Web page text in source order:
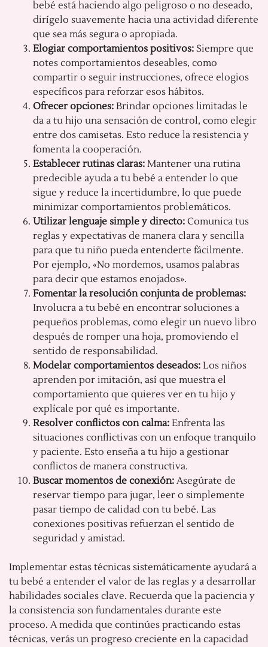
bebé está haciendo algo peligroso o no deseado,
dirígelo suavemente hacia una actividad diferente
que sea más segura o apropiada.
Elogiar comportamientos positivos: Siempre que
notes comportamientos deseables, como
compartir o seguir instrucciones, ofrece elogios
específicos para reforzar esos hábitos.
Ofrecer opciones: Brindar opciones limitadas le
da a tu hijo una sensación de control, como elegir
entre dos camisetas. Esto reduce la resistencia y
fomenta la cooperación.
Establecer rutinas claras: Mantener una rutina
predecible ayuda a tu bebé a entender lo que
sigue y reduce la incertidumbre, lo que puede
minimizar comportamientos problemáticos.
Utilizar lenguaje simple y directo: Comunica tus
reglas y expectativas de manera clara y sencilla
para que tu niño pueda entenderte fácilmente.
Por ejemplo, «No mordemos, usamos palabras
para decir que estamos enojados».
Fomentar la resolución conjunta de problemas:
Involucra a tu bebé en encontrar soluciones a
pequeños problemas, como elegir un nuevo libro
después de romper una hoja, promoviendo el
sentido de responsabilidad.
Modelar comportamientos deseados: Los niños
aprenden por imitación, así que muestra el
comportamiento que quieres ver en tu hijo y
explícale por qué es importante.
Resolver conflictos con calma: Enfrenta las
situaciones conflictivas con un enfoque tranquilo
y paciente. Esto enseña a tu hijo a gestionar
conflictos de manera constructiva.
Buscar momentos de conexión: Asegúrate de
reservar tiempo para jugar, leer o simplemente
pasar tiempo de calidad con tu bebé. Las
conexiones positivas refuerzan el sentido de
seguridad y amistad.
Implementar estas técnicas sistemáticamente ayudará a
tu bebé a entender el valor de las reglas y a desarrollar
habilidades sociales clave. Recuerda que la paciencia y
la consistencia son fundamentales durante este
proceso. A medida que continúes practicando estas
técnicas, verás un progreso creciente en la capacidad